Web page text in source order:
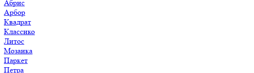
Абрис
Арбор
Квадрат
Классико
Литос
Мозаика
Паркет
Петра